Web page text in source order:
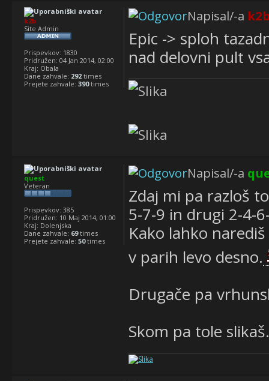
Napisal/-a
Epic -> sploh
nad delovni pult
k2b
Site Admin
Prispevkov: 1830
Pridružen: 04 Jan 2014, 02:00
Kraj: Obala
Dane zahvale: 292 times
Prejete zahvale: 390times
Napisal/-a
Zdaj mi pa razloš
5-7-9 in drugi 2-4-
Kako lahko
v parih levo desno.
Drugače pa
Skom pa tole
quest
Veteran
Prispevkov: 385
Pridružen: 10 Maj 2014, 01:00
Kraj: Dolenjska
Dane zahvale: 69times
Prejete zahvale: 50times